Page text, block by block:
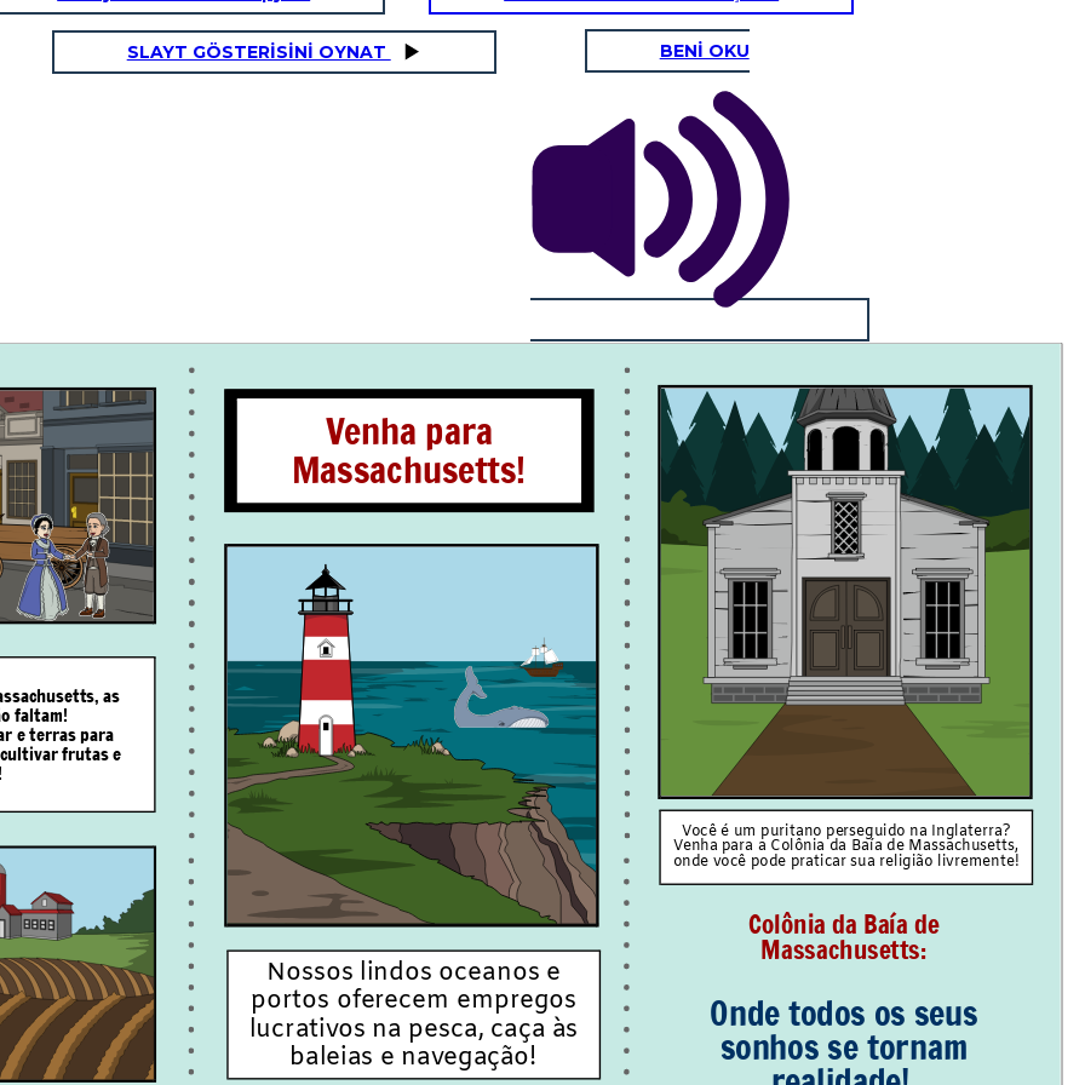
SLAYT GÖSTERİSİNİ OYNAT BENİ OKU
Colônia da Baía de
Massachusetts:
Onde todos os seus
sonhos se tornam
Venha para
Massachusetts!
as
faltam!
e terras para
frutas e
Você é um puritano perseguido na Inglaterra?
Venha para a Colônia da Baía de Massachusetts,
onde você pode praticar sua religião livremente!
Nossos lindos oceanos e
portos oferecem empregos
lucrativos na pesca, caça às
baleias e navegação!